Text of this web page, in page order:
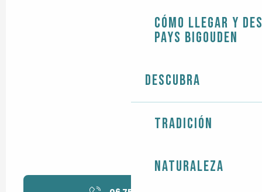
Cómo llegar y
Pays Bigouden
Descubra
Tradición
Naturaleza